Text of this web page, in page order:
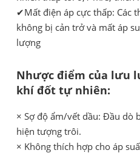
✔Mất điện áp cực thấp: Các
không bị cản trở và mất áp
lượng
Nhược điểm của lưu
khí đốt tự nhiên:
× Sợ độ ẩm/vết dầu: Đầu dò
hiện tượng trôi.
× Không thích hợp cho áp